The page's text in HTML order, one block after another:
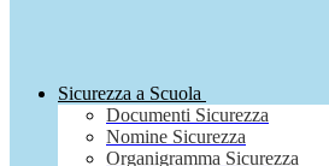
Sicurezza a Scuola
Documenti Sicurezza
Nomine Sicurezza
Organigramma Sicurezza